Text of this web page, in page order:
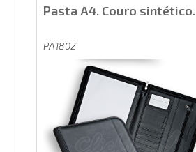
Pasta A4. Couro sintético.
PA1802